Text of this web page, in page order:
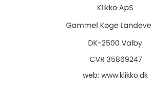
web: www.klikko.dk